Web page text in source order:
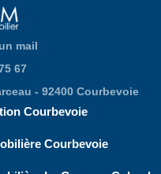
mail
67
- 92400 Courbevoie
Courbevoie
Courbevoie